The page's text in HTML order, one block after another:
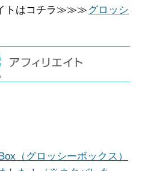
トはコチラ≫≫≫ グロッシ
（グロッシーボックス）